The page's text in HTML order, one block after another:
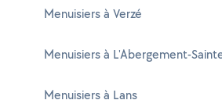
Menuisiers à Verzé
Menuisiers à L'Abergement-
Menuisiers à Lans